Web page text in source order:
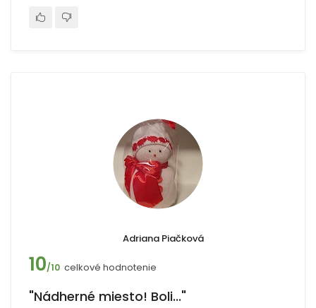
Adriana Piačková
10/10 celkové hodnotenie
"Nádherné miesto! Boli..."